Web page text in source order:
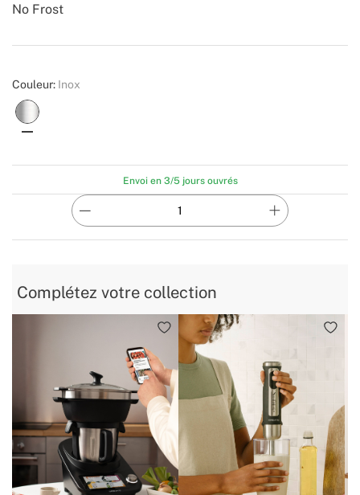
No Frost
Create
Couleur: Inox
Envoi en 3/5 jours ouvrés
Complétez votre collection